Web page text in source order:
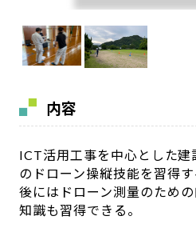
内容
ICT活用工事を中心とした建
のドローン操縦技能を習得
後にはドローン測量のため
知識も習得できる。